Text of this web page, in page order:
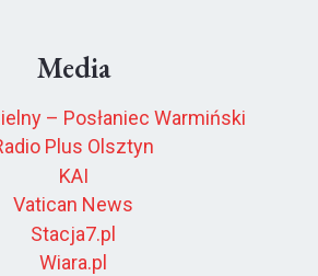
Media
– Posłaniec Warmiński
Plus Olsztyn
KAI
Vatican News
Stacja7.pl
Wiara.pl